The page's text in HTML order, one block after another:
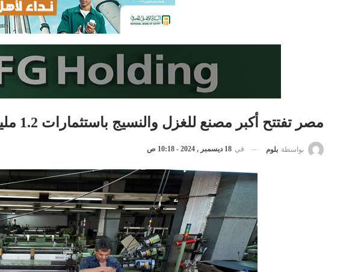
مصر تفتتح أكبر مصنع للغزل والنسيج باستثمارات 1.2 مليار يورو
بواسطة بلوم في 18 ديسمبر , 2024 - 10:18 ص